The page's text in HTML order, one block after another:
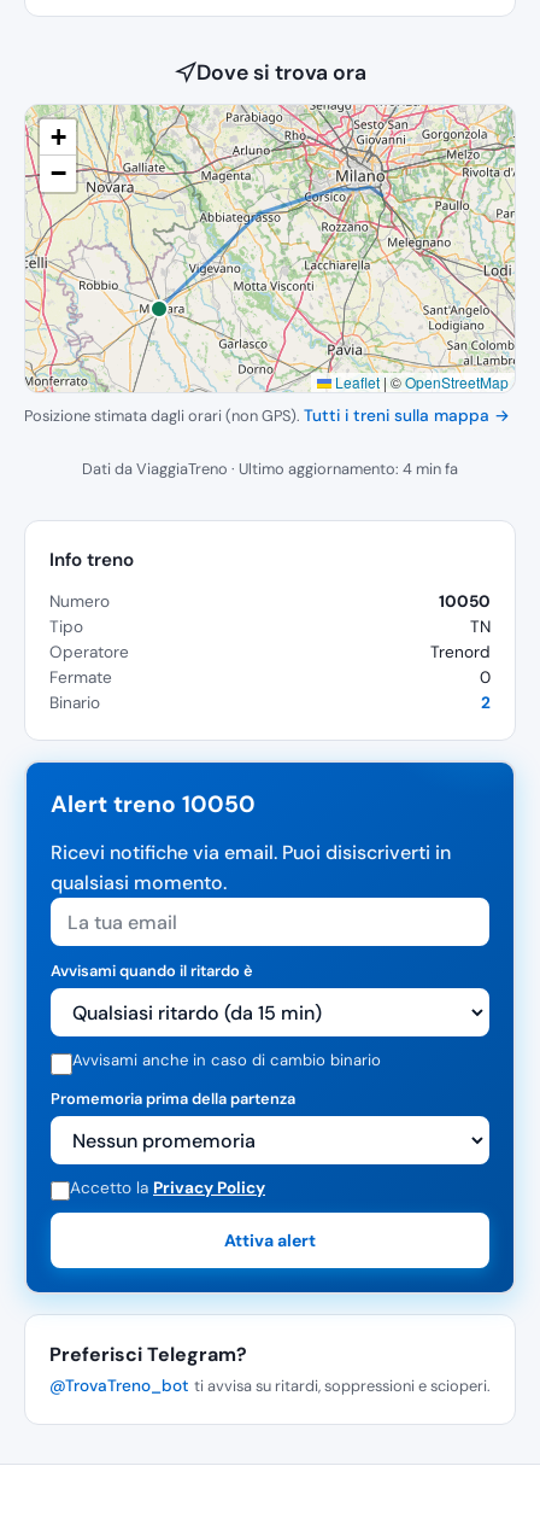
Dove si trova ora
+
−
Leaflet | ©OpenStreetMap
Posizione stimata dagli orari (non GPS). Tutti i treni sulla mappa →
Dati da ViaggiaTreno · Ultimo aggiornamento: 4 min fa
Info treno
Numero
10050
Tipo
TN
Operatore
Trenord
Fermate
0
Binario
2
Alert treno 10050
Ricevi notifiche via email. Puoi disiscriverti in
qualsiasi momento.
Avvisami quando il ritardo è
Avvisami anche in caso di cambio binario
Promemoria prima della partenza
Accetto la Privacy Policy
Attiva alert
Preferisci Telegram?
@TrovaTreno_bot ti avvisa su ritardi, soppressioni e scioperi.